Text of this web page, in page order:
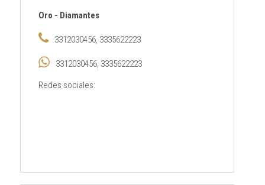
Oro - Diamantes
3312030456, 3335622223
3312030456, 3335622223
Redes sociales: